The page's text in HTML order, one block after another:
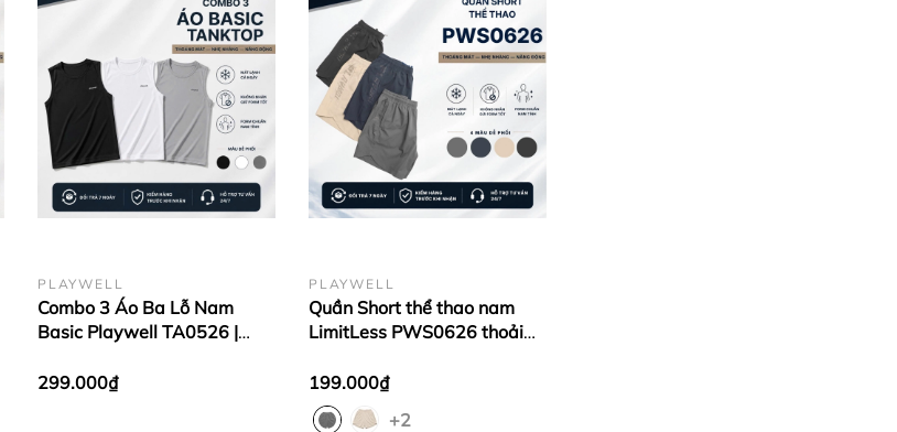
PLAYWELL
Combo 3 Áo Ba Lỗ Nam
Basic Playwell TA0526 |
- Dễ Phối Đồ
299.000₫
PLAYWELL
Quần Short thể thao nam
LimitLess PWS0626 thoải
chạy bộ
199.000₫
+2